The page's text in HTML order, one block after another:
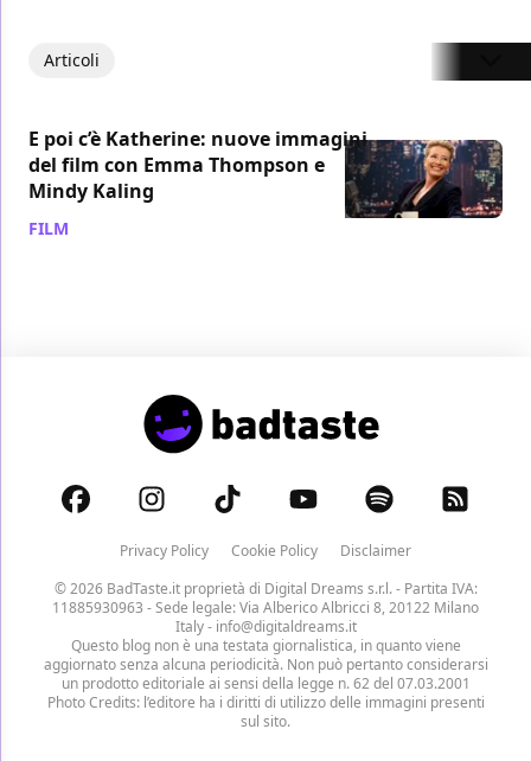
Articoli
E poi c’è Katherine: nuove immagini
del film con Emma Thompson e
Mindy Kaling
FILM
Privacy Policy Cookie Policy
Disclaimer
© 2026 BadTaste.it proprietà di Digital Dreams s.r.l.- Partita IVA:
11885930963 - Sede legale: Via Alberico Albricci 8, 20122 Milano
Italy - info@digitaldreams.it
Questo blog non è una testata giornalistica, in quanto viene
aggiornato senza alcuna periodicità. Non può pertanto considerarsi
un prodotto editoriale ai sensi della legge n. 62 del 07.03.2001
Photo Credits: l’editore ha i diritti di utilizzo delle immagini presenti
sul sito.